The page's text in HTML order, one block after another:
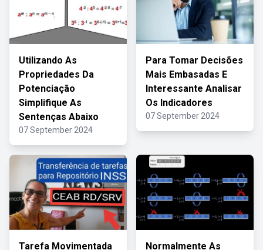
Utilizando As
Propriedades Da
Potenciação
Simplifique As
Sentenças Abaixo
07 September 2024
Para Tomar Decisões
Mais Embasadas E
Interessante Analisar
Os Indicadores
07 September 2024
Tarefa Movimentada Normalmente As